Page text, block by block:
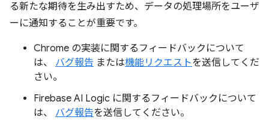
る新たな期待を生み出すため、データの処理場所をユーザ
ーに通知することが重要です。
Chrome の実装に関するフィードバックについて
は、 バグ報告 または機能リクエストを送信してくだ
さい。
Firebase AI Logic に関するフィードバックについて
は、 バグ報告を送信してください。